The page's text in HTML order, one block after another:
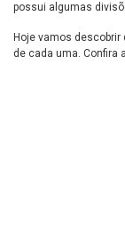
possui algumas
Hoje vamos
de cada uma. Confira